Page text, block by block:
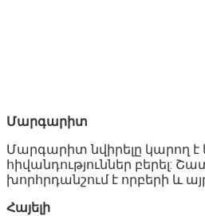
Մարգարիտ
Մարգարիտ նվիրելը կարող է
հիվանդություններ բերել:
խորհրդանշում է որբերի և
Հայելի